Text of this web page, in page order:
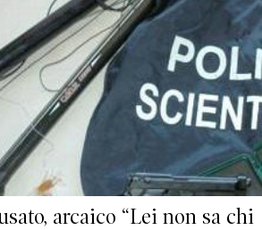
arcaico “Lei non sa chi